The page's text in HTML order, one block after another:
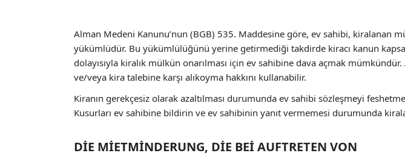
Alman Medeni Kanunu’nun (BGB) 535. Maddesine göre, ev sahibi, kiralanan
yükümlüdür. Bu yükümlülüğünü yerine getirmediği takdirde kiracı kanun
dolayısıyla kiralık mülkün onarılması için ev sahibine dava açmak
ve/veya kira talebine karşı alıkoyma hakkını kullanabilir.
Kiranın gerekçesiz olarak azaltılması durumunda ev sahibi sözleşmeyi
Kusurları ev sahibine bildirin ve ev sahibinin yanıt vermemesi durumunda
DIE MIETMINDERUNG, DIE BEI AUFTRETEN VON